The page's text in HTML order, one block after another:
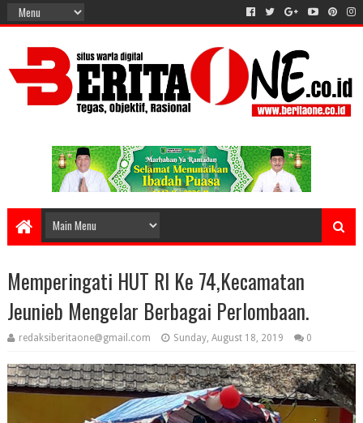
Memperingati HUT RI Ke 74,Kecamatan
Jeunieb Mengelar Berbagai Perlombaan.
redaksiberitaone@gmail.com Sunday, August 18, 2019 0